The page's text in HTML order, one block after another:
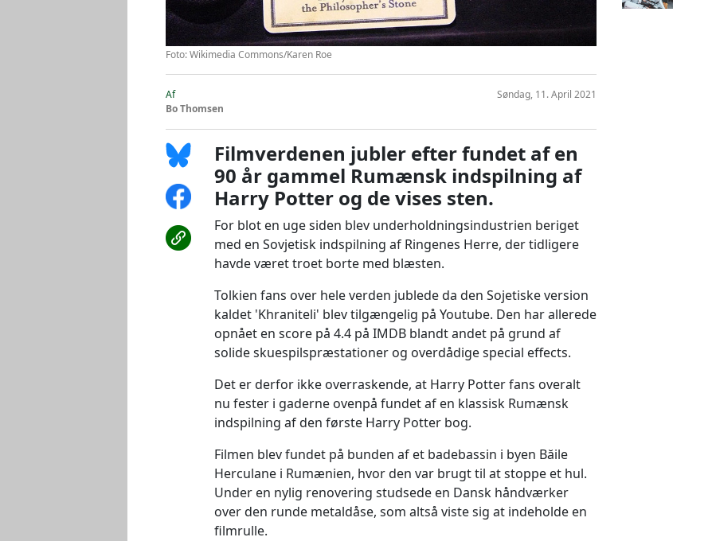
Foto: Wikimedia Commons/Karen Roe
Af
Bo Thomsen
Søndag, 11. April 2021
Filmverdenen jubler efter fundet af en
90 år gammel Rumænsk indspilning af
Harry Potter og de vises sten.
For blot en uge siden blev underholdningsindustrien beriget
med en Sovjetisk indspilning af Ringenes Herre, der tidligere
havde været troet borte med blæsten.
Tolkien fans over hele verden jublede da den Sojetiske version
kaldet 'Khraniteli' blev tilgængelig på Youtube. Den har allerede
opnået en score på 4.4 på IMDB blandt andet på grund af
solide skuespilspræstationer og overdådige special effects.
Det er derfor ikke overraskende, at Harry Potter fans overalt
nu fester i gaderne ovenpå fundet af en klassisk Rumænsk
indspilning af den første Harry Potter bog.
Filmen blev fundet på bunden af et badebassin i byen Băile
Herculane i Rumænien, hvor den var brugt til at stoppe et hul.
Under en nylig renovering studsede en Dansk håndværker
over den runde metaldåse, som altså viste sig at indeholde en
filmrulle.